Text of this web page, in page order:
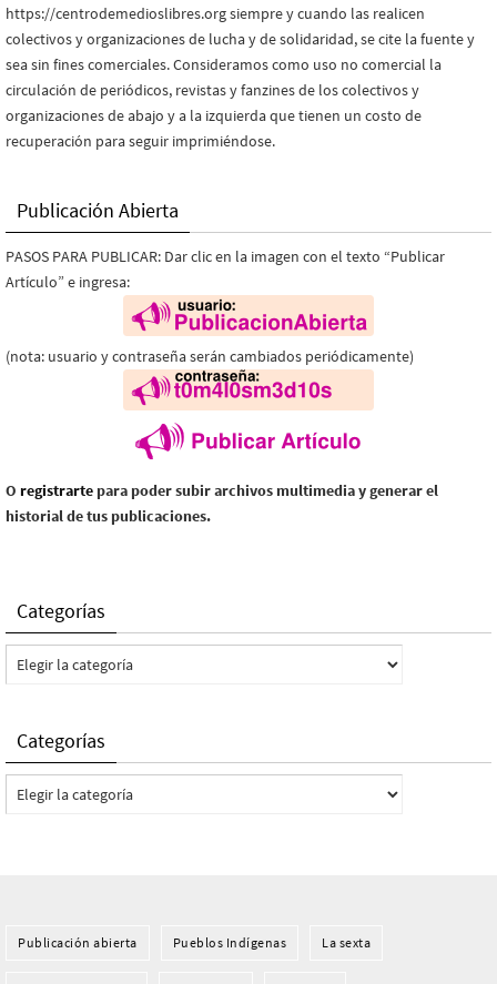
https://centrodemedioslibres.org siempre y cuando las realicen
colectivos y organizaciones de lucha y de solidaridad, se cite la fuente y
sea sin fines comerciales. Consideramos como uso no comercial la
circulación de periódicos, revistas y fanzines de los colectivos y
organizaciones de abajo y a la izquierda que tienen un costo de
recuperación para seguir imprimiéndose.
Publicación Abierta
PASOS PARA PUBLICAR: Dar clic en la imagen con el texto “Publicar
Artículo” e ingresa:
(nota: usuario y contraseña serán cambiados periódicamente)
O registrarte para poder subir archivos multimedia y generar el
historial de tus publicaciones.
Categorías
Categorías
Categorías
Categorías
Publicación abierta Pueblos Indí­genas La sexta